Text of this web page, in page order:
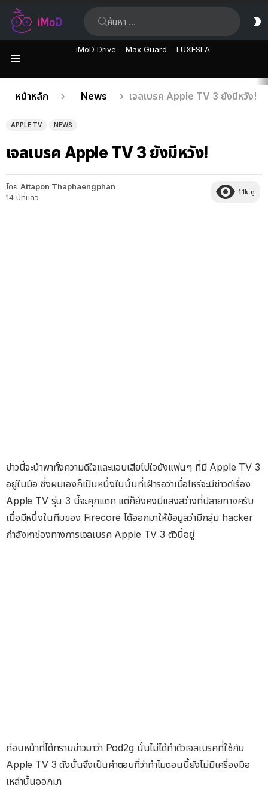
iMoD Drive Max Guard LUXESLA
เรื่อง
คุณอยู่ที่นี่:
หน้าหลัก News เจลเบรค Apple TV 3 ยังมีหวัง!
APPLE TV NEWS
เจลเบรค Apple TV 3 ยังมีหวัง!
โดย Attapon Thaphaengphan
14 ปีที่แล้ว
1.1k ดู
ข่าวนี้จะนำพาทั้งความดีใจและแอบเสียไปใจยังแฟนๆ ที่มี Apple TV 3
อยู่ในมือ ซึ่งผมเองก็เป็นหนึ่งในนั้นที่เฝ้ารอว่าเมื่อไหร่จะมีข่าวดีเรื่อง
Apple TV รุ่น 3 นี้จะคุกแตก แต่ก็ยังคงมีแสงสว่างที่ปลายทางครับ
เมื่อมีหนึ่งในทีมของ Firecore ได้ออกมาให้ข้อมูลว่ามีกลุ่ม hacker
กำลังหาช่องทางการเจลเบรค Apple TV 3 ตัวนี้อยู่
ก่อนหน้าที่ได้ทราบข่าวมาว่า Pod2g นั้นไม่ได้ทำตัวเจลเบรคที่ใช้กับ
Apple TV 3 ดังนั้นจึงเป็นคำตอบที่ว่าทำไมตอนนี้ยังไม่มีเครื่องมือ
เหล่านั้นออกมา